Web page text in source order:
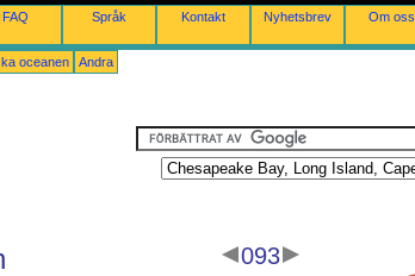
FAQ Språk Kontakt Nyhetsbrev Om oss
oceanen Andra
093